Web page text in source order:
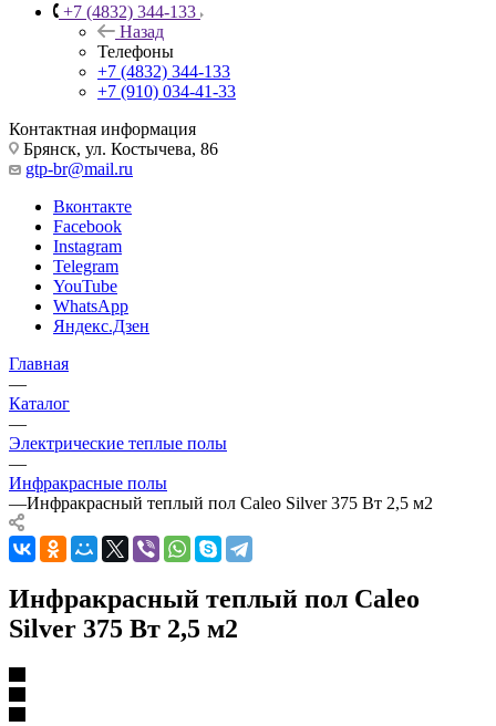
+7 (4832) 344-133
Назад
Телефоны
+7 (4832) 344-133
+7 (910) 034-41-33
Контактная информация
Брянск, ул. Костычева, 86
gtp-br@mail.ru
Вконтакте
Facebook
Instagram
Telegram
YouTube
WhatsApp
Яндекс.Дзен
Главная
—
Каталог
—
Электрические теплые полы
—
Инфракрасные полы
—Инфракрасный теплый пол Caleo Silver 375 Вт 2,5 м2
Инфракрасный теплый пол Caleo
Silver 375 Вт 2,5 м2